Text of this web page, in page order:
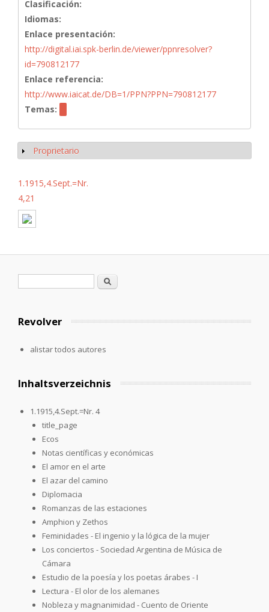
Clasificación:
Idiomas:
Enlace presentación:
http://digital.iai.spk-berlin.de/viewer/ppnresolver?
id=790812177
Enlace referencia:
http://www.iaicat.de/DB=1/PPN?PPN=790812177
Temas:
Mostrar
Proprietario
1.1915,4.Sept.=Nr.
4,21
Formulario de búsqueda
Buscar
Revolver
alistar todos autores
Inhaltsverzeichnis
1.1915,4.Sept.=Nr. 4
title_page
Ecos
Notas científicas y económicas
El amor en el arte
El azar del camino
Diplomacia
Romanzas de las estaciones
Amphion y Zethos
Feminidades - El ingenio y la lógica de la mujer
Los conciertos - Sociedad Argentina de Música de
Cámara
Estudio de la poesía y los poetas árabes - I
Lectura - El olor de los alemanes
Nobleza y magnanimidad - Cuento de Oriente